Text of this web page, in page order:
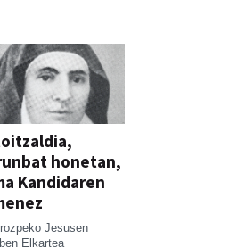
honetan,
Kandidaren
Jesusen
Elkartea